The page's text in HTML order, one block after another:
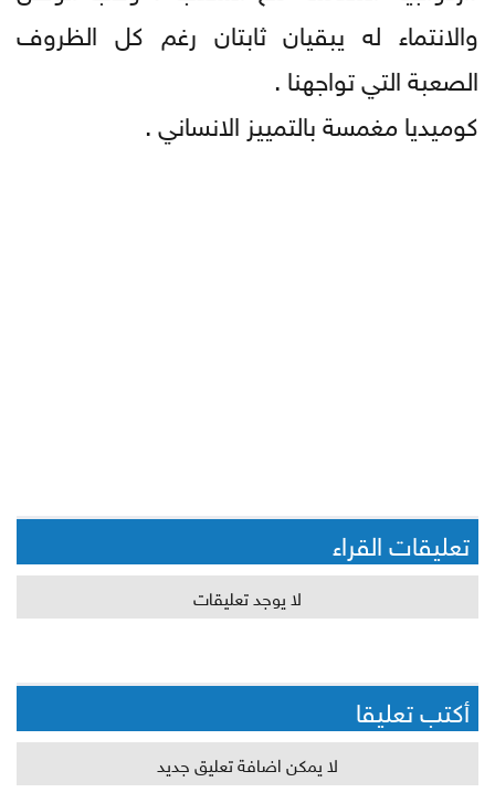
والانتماء له يبقيان ثابتان رغم كل الظروف
الصعبة التي تواجهنا .
كوميديا مغمسة بالتمييز الانساني .
تعليقات القراء
لا يوجد تعليقات
أكتب تعليقا
لا يمكن اضافة تعليق جديد